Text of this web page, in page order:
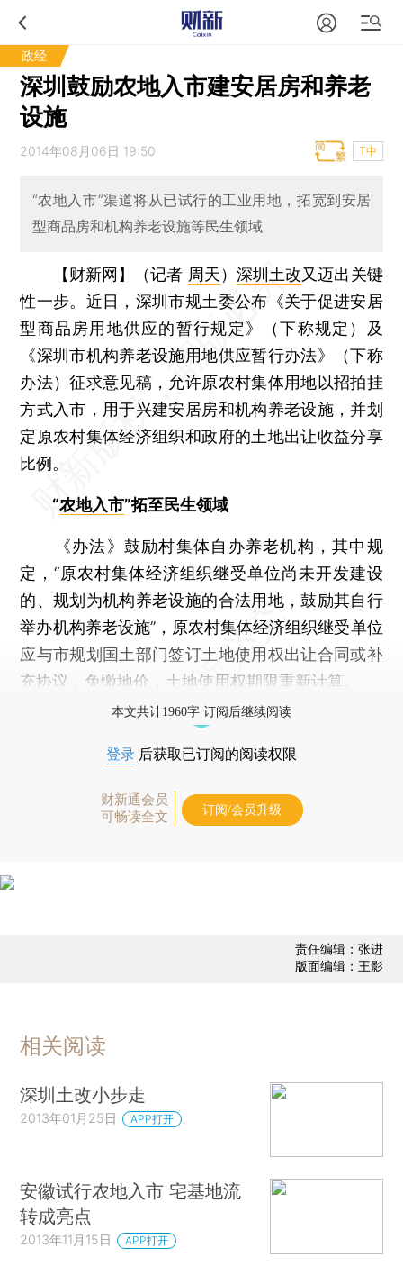
政经
深圳鼓励农地入市建安居房和养老
设施
2014年08月06日 19:50 T中
“农地入市”渠道将从已试行的工业用地，拓宽到安居
型商品房和机构养老设施等民生领域
【财新网】（记者 周天） 深圳土改又迈出关键
性一步。近日，深圳市规土委公布《关于促进安居
型商品房用地供应的暂行规定》（下称规定）及
《深圳市机构养老设施用地供应暂行办法》（下称
办法）征求意见稿，允许原农村集体用地以招拍挂
方式入市，用于兴建安居房和机构养老设施，并划
定原农村集体经济组织和政府的土地出让收益分享
比例。
“农地入市”拓至民生领域
《办法》鼓励村集体自办养老机构，其中规
定，“原农村集体经济组织继受单位尚未开发建设
的、规划为机构养老设施的合法用地，鼓励其自行
举办机构养老设施”，原农村集体经济组织继受单位
应与市规划国土部门签订土地使用权出让合同或补
充协议，免缴地价，土地使用权期限重新计算。
本文共计1960字 订阅后继续阅读
登录 后获取已订阅的阅读权限
财新通会员
可畅读全文
订阅/会员升级
责任编辑：张进
版面编辑：王影
相关阅读
深圳土改小步走
2013年01月25日 APP打开
安徽试行农地入市 宅基地流
转成亮点
2013年11月15日 APP打开